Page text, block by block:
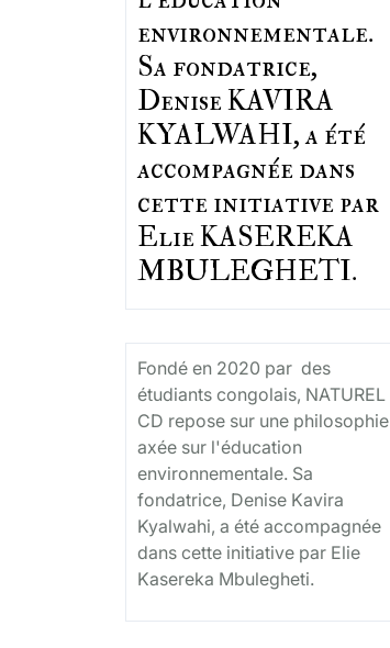
environnementale.
Sa fondatrice,
Denise KAVIRA
KYALWAHI, a été
accompagnée dans
cette initiative par
Elie KASEREKA
MBULEGHETI.
Fondé en 2020 par des
étudiants congolais, NATUREL
CD repose sur une philosophie
axée sur l'éducation
environnementale. Sa
fondatrice, Denise Kavira
Kyalwahi, a été accompagnée
dans cette initiative par Elie
Kasereka Mbulegheti.